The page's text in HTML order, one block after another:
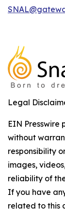
Legal
EIN Presswire
without
responsibility
images,
reliability of
If you have
related to this